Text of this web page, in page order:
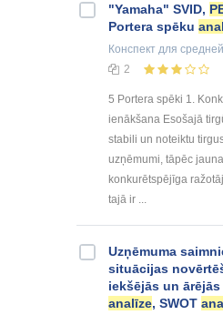
"Yamaha" SVID,
Portera spēku
Конспект для
2
5 Portera spēki 1.
ienākšana Esošajā
stabili un noteiktu
uzņēmumi, tāpēc jauna
konkurētspējīga
tajā ir ...
Uzņēmuma
situācijas
iekšējās un
analīze, SWOT